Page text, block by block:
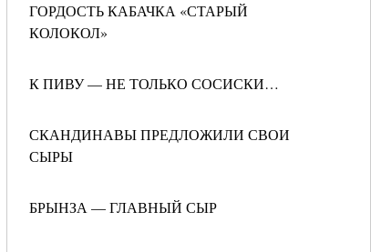
ГОРДОСТЬ КАБАЧКА «СТАРЫЙ
КОЛОКОЛ»
К ПИВУ — НЕ ТОЛЬКО СОСИСКИ…
СКАНДИНАВЫ ПРЕДЛОЖИЛИ СВОИ
СЫРЫ
БРЫНЗА — ГЛАВНЫЙ СЫР